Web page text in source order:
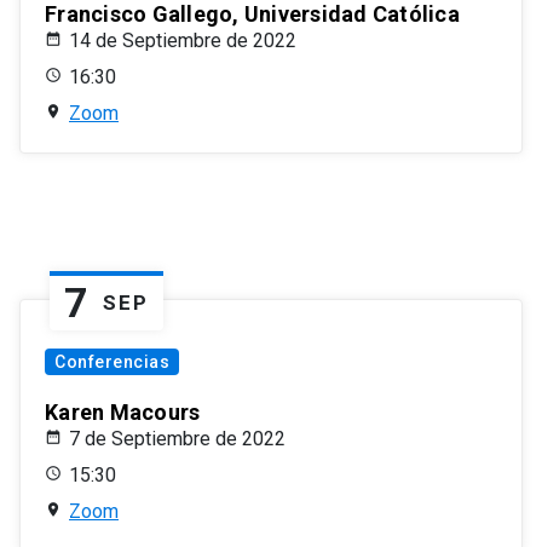
Francisco Gallego, Universidad Católica
14 de Septiembre de 2022
16:30
Zoom
7 SEP
Conferencias
Karen Macours
7 de Septiembre de 2022
15:30
Zoom